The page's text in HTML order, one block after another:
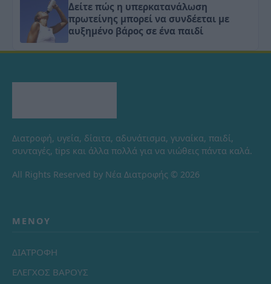
Δείτε πώς η υπερκατανάλωση
πρωτείνης μπορεί να συνδέεται με
αυξημένο βάρος σε ένα παιδί
Διατροφή, υγεία, δίαιτα, αδυνάτισμα, γυναίκα, παιδί,
συνταγές, tips και άλλα πολλά για να νιώθεις πάντα καλά.
All Rights Reserved by Νέα Διατροφής © 2026
ΜΕΝΟΎ
ΔΙΑΤΡΟΦΗ
ΕΛΕΓΧΟΣ ΒΑΡΟΥΣ